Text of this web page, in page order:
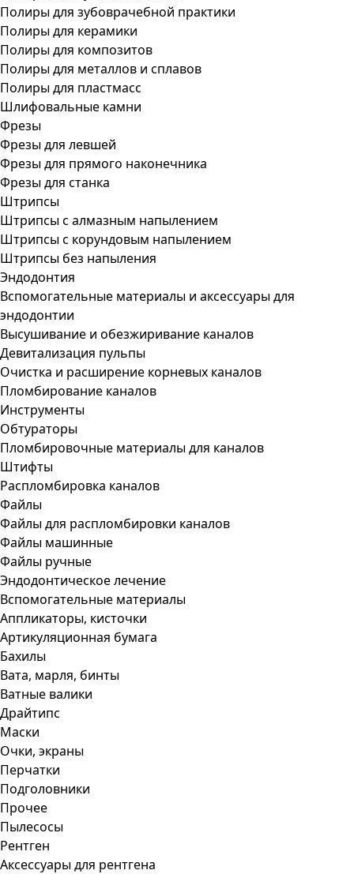
Полиры для зубоврачебной практики
Полиры для керамики
Полиры для композитов
Полиры для металлов и сплавов
Полиры для пластмасс
Шлифовальные камни
Фрезы
Фрезы для левшей
Фрезы для прямого наконечника
Фрезы для станка
Штрипсы
Штрипсы c алмазным напылением
Штрипсы c корундовым напылением
Штрипсы без напыления
Эндодонтия
Вспомогательные материалы и аксессуары для
эндодонтии
Высушивание и обезжиривание каналов
Девитализация пульпы
Очистка и расширение корневых каналов
Пломбирование каналов
Инструменты
Обтураторы
Пломбировочные материалы для каналов
Штифты
Распломбировка каналов
Файлы
Файлы для распломбировки каналов
Файлы машинные
Файлы ручные
Эндодонтическое лечение
Вспомогательные материалы
Аппликаторы, кисточки
Артикуляционная бумага
Бахилы
Вата, марля, бинты
Ватные валики
Драйтипс
Маски
Очки, экраны
Перчатки
Подголовники
Прочее
Пылесосы
Рентген
Аксессуары для рентгена